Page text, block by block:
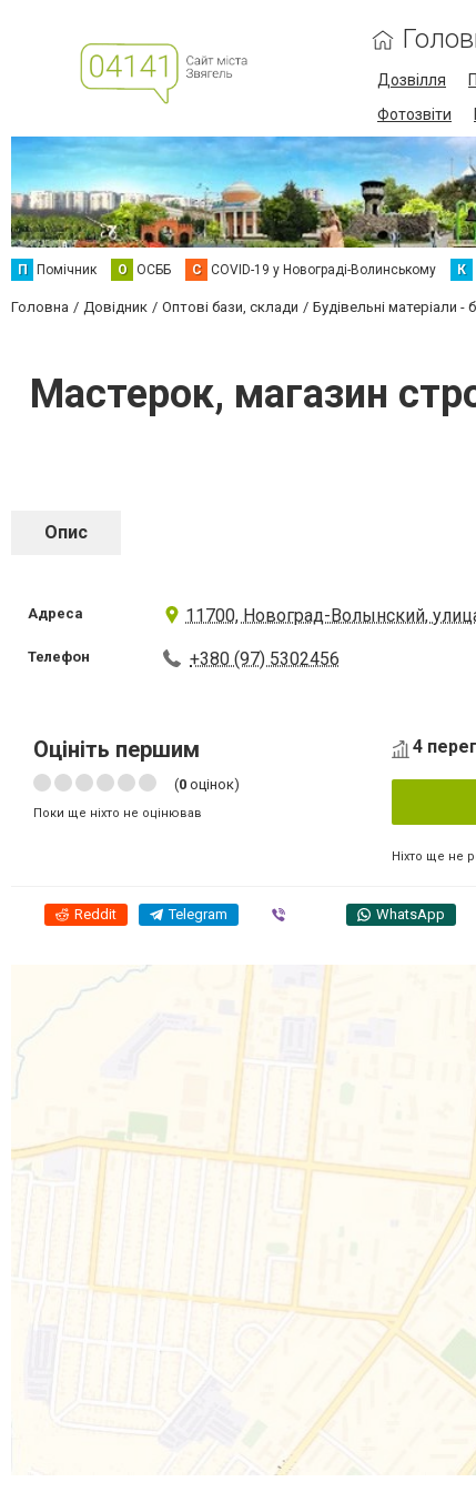
Дозвілля
Фотозвіти
П Помічник О ОСББ C COVID-19 у Новограді-Волинському К
Головна Довідник Оптові бази, склади Будівельні матеріали -
Мастерок, магазин
Опис
Адреса 11700, Новоград-Волынский,
Телефон +380 (97) 5302456
Оцініть першим
(0 оцінок)
Поки ще ніхто не оцінював
4
Ніхто ще не
Reddit Telegram WhatsApp